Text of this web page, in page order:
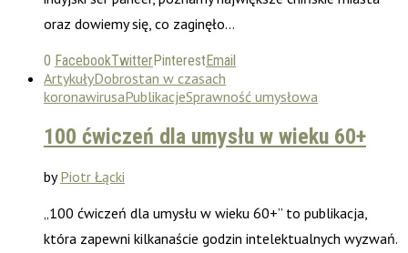
oraz dowiemy się, co zaginęło…
0 FacebookTwitterPinterestEmail
ArtykułyDobrostan w czasach
koronawirusaPublikacjeSprawność umysłowa
100 ćwiczeń dla umysłu w wieku 60+
byPiotr Łącki
„100 ćwiczeń dla umysłu w wieku 60+” to publikacja,
która zapewni kilkanaście godzin intelektualnych wyzwań.